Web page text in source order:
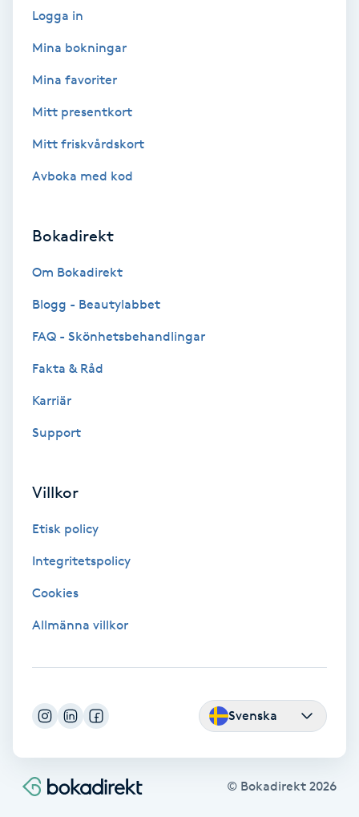
Trådning
Träning
Vaxning brasiliansk
Veterinär
Vinyasa Yoga
Vårtor
Yin Yoga
Yoga
Yogamassage
Z
Zonterapi
Logga in
Mina bokningar
Mina favoriter
Mitt presentkort
Mitt friskvårdskort
Avboka med kod
Bokadirekt
Om Bokadirekt
Blogg - Beautylabbet
FAQ - Skönhetsbehandlingar
Fakta & Råd
Karriär
Support
Villkor
Etisk policy
Integritetspolicy
Cookies
Allmänna villkor
Svenska
© Bokadirekt 2026